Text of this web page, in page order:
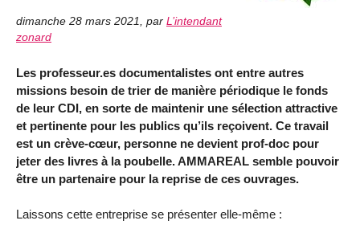
dimanche 28 mars 2021 par L’intendant
zonard
Les professeur.es documentalistes ont entre autres
missions besoin de trier de manière périodique le fonds
de leur CDI, en sorte de maintenir une sélection attractive
et pertinente pour les publics qu’ils reçoivent. Ce travail
est un crève-cœur, personne ne devient prof-doc pour
jeter des livres à la poubelle. AMMAREAL semble pouvoir
être un partenaire pour la reprise de ces ouvrages.
Laissons cette entreprise se présenter elle-même :